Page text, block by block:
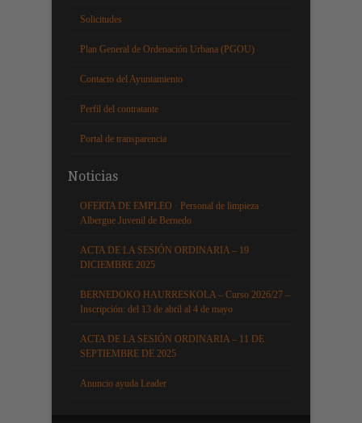
Solicitudes
Plan General de Ordenación Urbana (PGOU)
Contacto del Ayuntamiento
Perfil del contratante
Portal de transparencia
Noticias
OFERTA DE EMPLEO · Personal de limpieza ·
Albergue Juvenil de Bernedo
ACTA DE LA SESIÓN ORDINARIA – 19
DICIEMBRE 2025
BERNEDOKO HAURRESKOLA – Curso 2026/27 –
Inscripción: del 13 de abril al 4 de mayo
ACTA DE LA SESIÓN ORDINARIA – 11 DE
SEPTIEMBRE DE 2025
Anuncio ayuda Leader